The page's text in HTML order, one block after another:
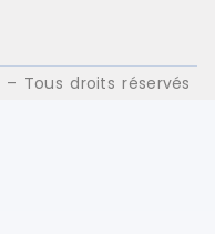
Tous droits réservés